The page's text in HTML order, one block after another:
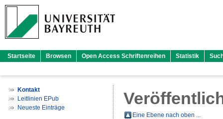
Startseite Browsen Open Access Schriftenreihen Statistik
Kontakt
Leitlinien EPub
Neueste Einträge
Eine Ebene nach oben ...